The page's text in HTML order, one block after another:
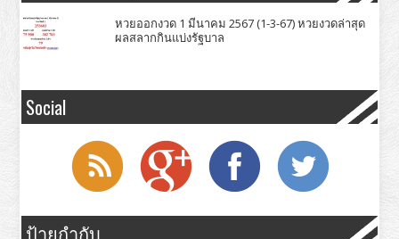
หวยออกงวด 1 มีนาคม 2567 (1-3-67) หวยงวดล่าสุด
ผลสลากกินแบ่งรัฐบาล
Social
ป้ายกำกับ